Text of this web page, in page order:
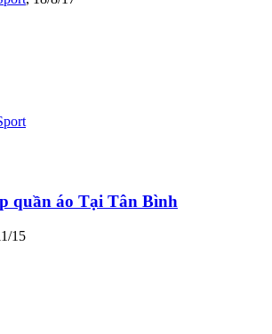
quần áo Tại Tân Bình
15